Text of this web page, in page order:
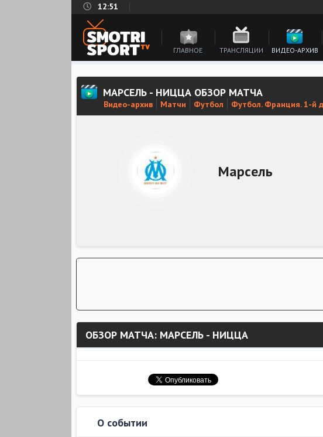
12:51
ГЛАВНОЕ ТРАНСЛЯЦИИ ВИДЕО-АРХИВ
МАРСЕЛЬ - НИЦЦА ОБЗОР МАТЧА
Видео-архив Матчи Футбол Футбол. Франция. 1-й
Марсель
ОБЗОР МАТЧА: МАРСЕЛЬ - НИЦЦА
О событии